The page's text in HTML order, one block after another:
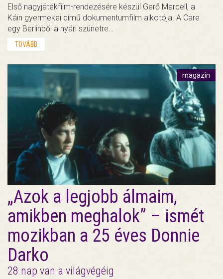
Első nagyjátékfilm-rendezésére készül Gerő Marcell, a
Káin gyermekei című dokumentumfilm alkotója. A Care
egy Berlinből a nyári szünetre…
TOVÁBB
magazin
„Azok a legjobb álmaim,
amikben meghalok” – ismét
mozikban a 25 éves Donnie
Darko
28 nap van a világvégéig